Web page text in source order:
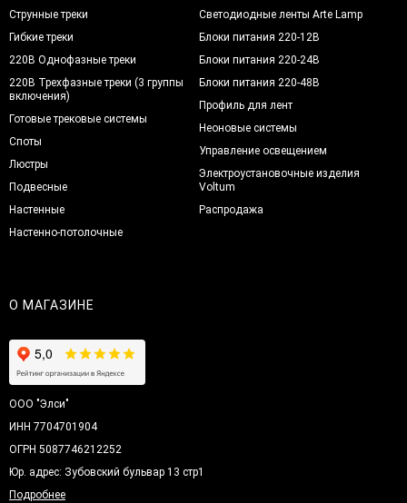
Струнные треки
Гибкие треки
220В Однофазные треки
220В Трехфазные треки (3 группы
включения)
Готовые трековые системы
Споты
Люстры
Подвесные
Настенные
Настенно-потолочные
Светодиодные ленты Arte Lamp
Блоки питания 220-12В
Блоки питания 220-24В
Блоки питания 220-48В
Профиль для лент
Неоновые системы
Управление освещением
Электроустановочные изделия
Voltum
Распродажа
О МАГАЗИНЕ
ООО "Элси"
ИНН 7704701904
ОГРН 5087746212252
Юр. адрес: Зубовский бульвар 13 стр1
Подробнее